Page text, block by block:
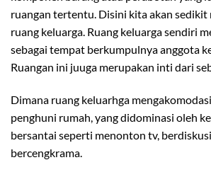
ruangan tertentu. Disini kita akan sedikit
ruang keluarga. Ruang keluarga sendiri
sebagai tempat berkumpulnya anggota
Ruangan ini juuga merupakan inti dari
Dimana ruang keluarhga
penghuni rumah, yang didominasi oleh
bersantai seperti menonton tv,
bercengkrama.